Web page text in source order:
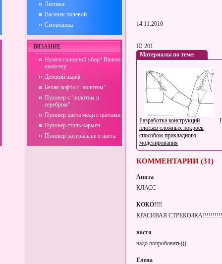
14.11.2010
ID 201
Материалы по теме:
Разработка конструкций
платьев сложных покроев
способом прикладного
моделирования
помощью кадрового
КОММЕНТАРИИ (31)
Анита
КЛАСС
КОКО!!!!
КРАСИВАЯ
настя
надо попробовать)))
Елена
Лютики
Василек полевой
Смородина
ВЯЗАНИЕ
Нужен головной убор? Вяжем
шапочку
Детский шарф
Белая кофта с "золотом"
Пуловер с "золотом и
серебром"
Пуловер цвета меди с цветами
Пуловер стиль кармен
Пуловер натурального цвета